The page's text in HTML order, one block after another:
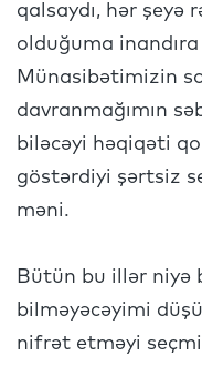
qalsaydı, hər şeyə
olduğuma
Münasibətimizin
davranmağımın
biləcəyi həqiqəti
göstərdiyi şərtsiz
məni.
Bütün bu illər niyə
bilməyəcəyimi
nifrət etməyi